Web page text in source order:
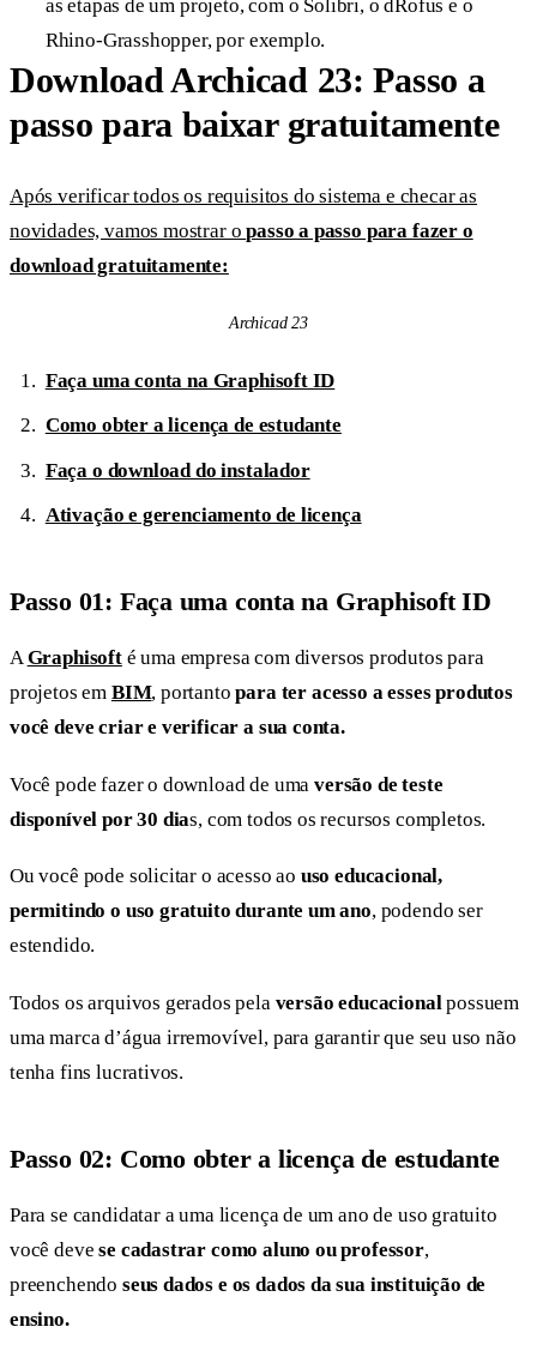
as etapas de um projeto, com o Solibri, o dRofus e o
Rhino-Grasshopper, por exemplo.
Download Archicad 23: Passo a
passo para baixar gratuitamente
Após verificar todos os requisitos do sistema e checar as
novidades, vamos mostrar opasso a passo para fazer o
download gratuitamente:
Archicad 23
Faça uma conta na Graphisoft ID
Como obter a licença de estudante
Faça o download do instalador
Ativação e gerenciamento de licença
Passo 01: Faça uma conta na Graphisoft ID
AGraphisofté uma empresa com diversos produtos para
projetos em BIM, portantopara ter acesso a esses produtos
você deve criar e verificar a sua conta.
Você pode fazer o download de umaversão de teste
disponível por 30 dias, com todos os recursos completos.
Ou você pode solicitar o acesso ao uso educacional,
permitindo o uso gratuito durante um ano, podendo ser
estendido.
Todos os arquivos gerados pelaversão educacionalpossuem
uma marca d’água irremovível, para garantir que seu uso não
tenha fins lucrativos.
Passo 02: Como obter a licença de estudante
Para se candidatar a uma licença de um ano de uso gratuito
você devese cadastrar como aluno ou professor,
preenchendo seus dados e os dados da sua instituição de
ensino.